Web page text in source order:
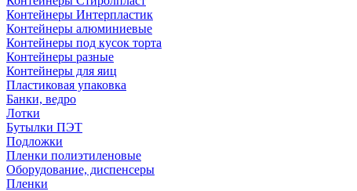
Контейнеры Интерпластик
Контейнеры алюминиевые
Контейнеры под кусок торта
Контейнеры разные
Контейнеры для яиц
Пластиковая упаковка
Банки, ведро
Лотки
Бутылки ПЭТ
Подложки
Пленки полиэтиленовые
Оборудование, диспенсеры
Пленки